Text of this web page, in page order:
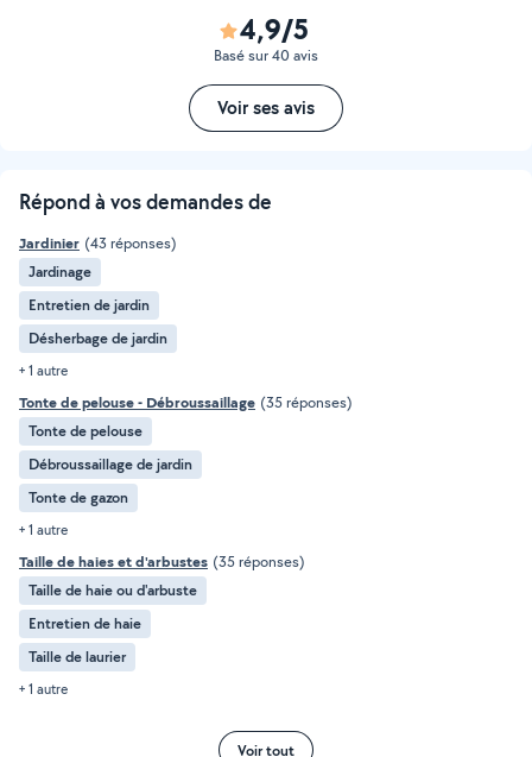
4,9/5
Basé sur 40 avis
Voir ses avis
Répond à vos demandes de
Jardinier (43 réponses)
Jardinage
Entretien de jardin
Désherbage de jardin
+ 1 autre
Tonte de pelouse - Débroussaillage (35 réponses)
Tonte de pelouse
Débroussaillage de jardin
Tonte de gazon
+ 1 autre
Taille de haies et d'arbustes (35 réponses)
Taille de haie ou d'arbuste
Entretien de haie
Taille de laurier
+ 1 autre
Voir tout